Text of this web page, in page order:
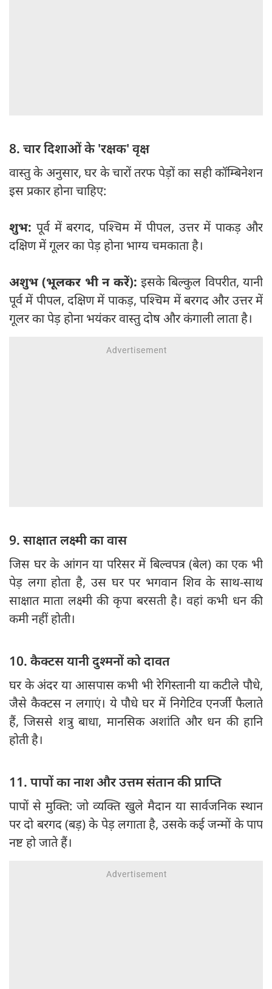
8. चार दिशाओं के 'रक्षक' वृक्ष
वास्तु के अनुसार, घर के चारों तरफ पेड़ों का सही कॉम्बिनेशन
इस प्रकार होना चाहिए:
शुभ: पूर्व में बरगद, पश्चिम में पीपल, उत्तर में पाकड़ और
दक्षिण में गूलर का पेड़ होना भाग्य चमकाता है।
अशुभ (भूलकर भी न करें): इसके बिल्कुल विपरीत, यानी
पूर्व में पीपल, दक्षिण में पाकड़, पश्चिम में बरगद और उत्तर में
गूलर का पेड़ होना भयंकर वास्तु दोष और कंगाली लाता है।
9. साक्षात लक्ष्मी का वास
जिस घर के आंगन या परिसर में बिल्वपत्र (बेल) का एक भी
पेड़ लगा होता है, उस घर पर भगवान शिव के साथ-साथ
साक्षात माता लक्ष्मी की कृपा बरसती है। वहां कभी धन की
कमी नहीं होती।
10. कैक्टस यानी दुश्मनों को दावत
घर के अंदर या आसपास कभी भी रेगिस्तानी या कटीले पौधे,
जैसे कैक्टस न लगाएं। ये पौधे घर में निगेटिव एनर्जी फैलाते
हैं, जिससे शत्रु बाधा, मानसिक अशांति और धन की हानि
होती है।
11. पापों का नाश और उत्तम संतान की प्राप्ति
पापों से मुक्ति: जो व्यक्ति खुले मैदान या सार्वजनिक स्थान
पर दो बरगद (बड़) के पेड़ लगाता है, उसके कई जन्मों के पाप
नष्ट हो जाते हैं।